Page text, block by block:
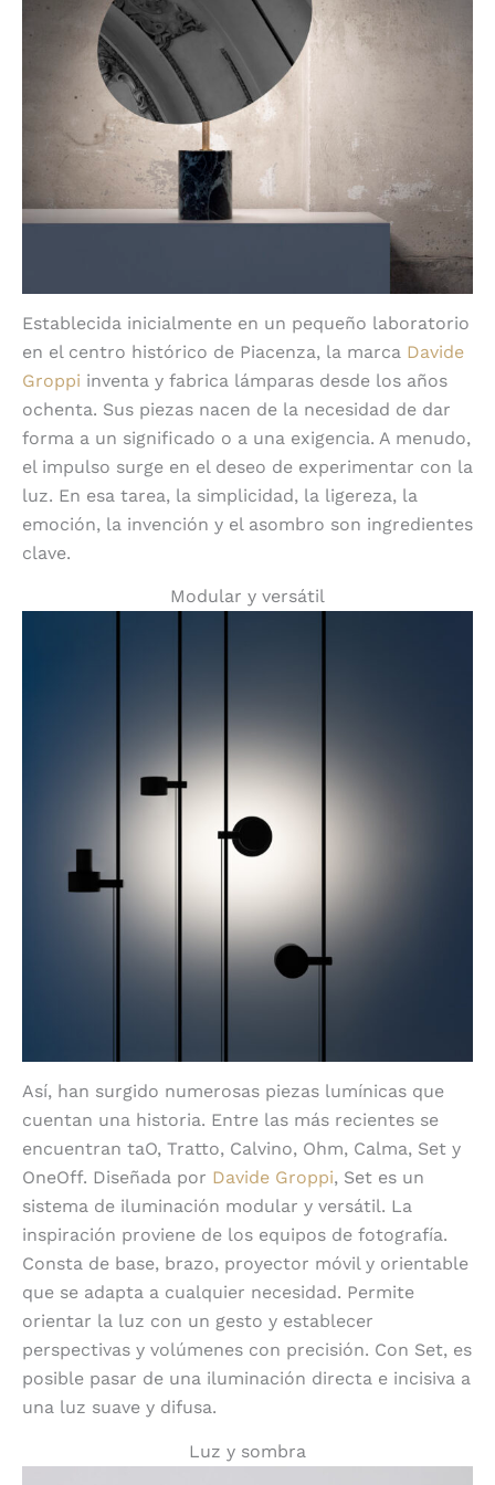
Establecida inicialmente en un pequeño laboratorio
en el centro histórico de Piacenza, la marca Davide
Groppi inventa y fabrica lámparas desde los años
ochenta. Sus piezas nacen de la necesidad de dar
forma a un significado o a una exigencia. A menudo,
el impulso surge en el deseo de experimentar con la
luz. En esa tarea, la simplicidad, la ligereza, la
emoción, la invención y el asombro son ingredientes
clave.
Modular y versátil
Así, han surgido numerosas piezas lumínicas que
cuentan una historia. Entre las más recientes se
encuentran taO, Tratto, Calvino, Ohm, Calma, Set y
OneOff. Diseñada por Davide Groppi, Set es un
sistema de iluminación modular y versátil. La
inspiración proviene de los equipos de fotografía.
Consta de base, brazo, proyector móvil y orientable
que se adapta a cualquier necesidad. Permite
orientar la luz con un gesto y establecer
perspectivas y volúmenes con precisión. Con Set, es
posible pasar de una iluminación directa e incisiva a
una luz suave y difusa.
Luz y sombra